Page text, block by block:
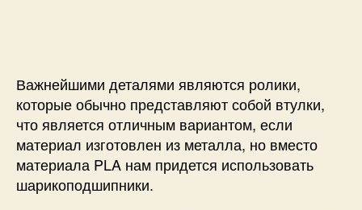
Важнейшими деталями являются ролики,
которые обычно представляют собой втулки,
что является отличным вариантом, если
материал изготовлен из металла, но вместо
материала PLA нам придется использовать
шарикоподшипники.